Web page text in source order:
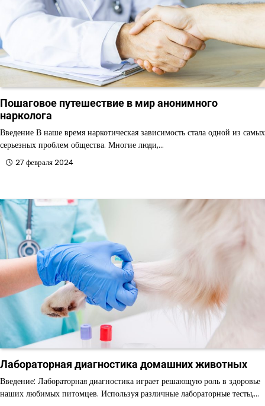
Пошаговое путешествие в мир анонимного
нарколога
Введение В наше время наркотическая зависимость стала одной из самых
серьезных проблем общества. Многие люди,…
27 февраля 2024
Лабораторная диагностика домашних животных
Введение: Лабораторная диагностика играет решающую роль в здоровье
наших любимых питомцев. Используя различные лабораторные тесты,…